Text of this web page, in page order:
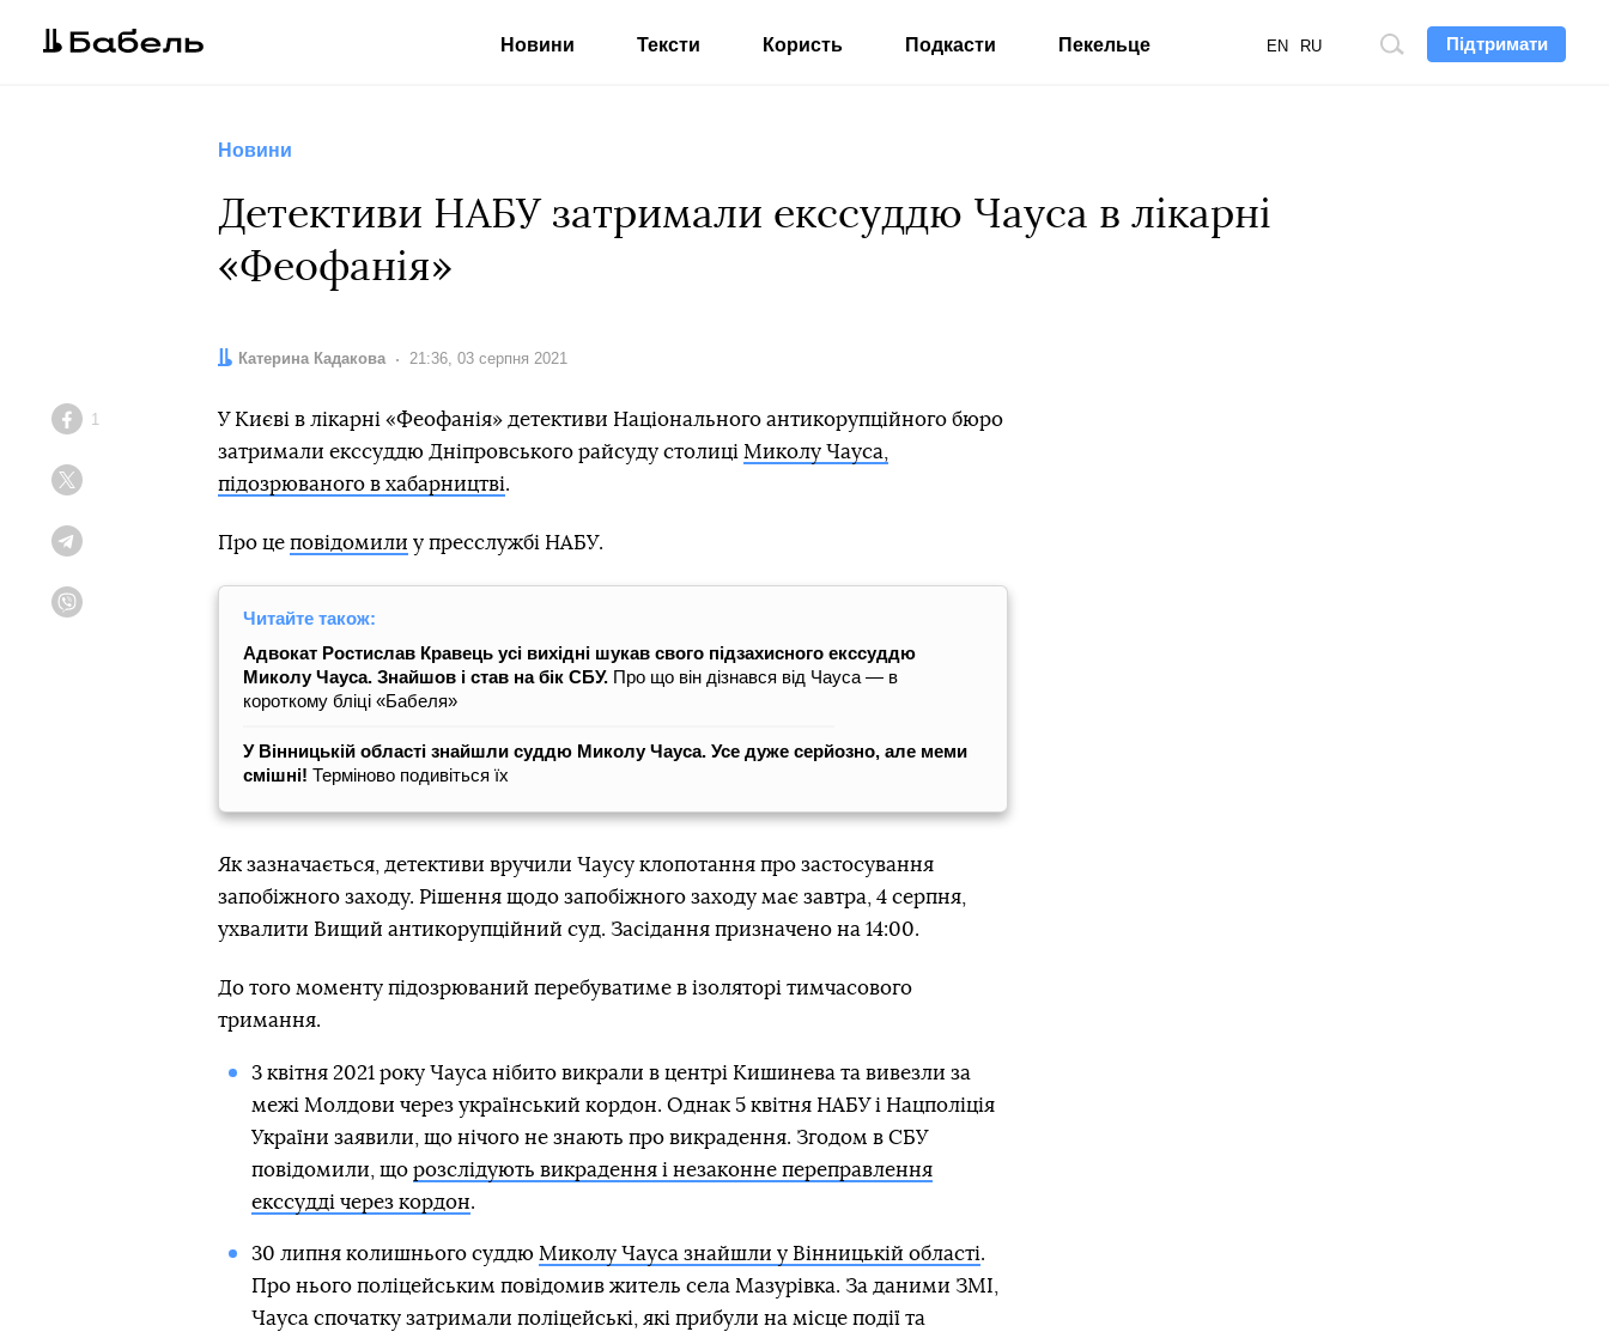
Підтримати
Пошук
EN RU
Новини Тексти Користь Подкасти Пекельце
Новини
Детективи НАБУ затримали екссуддю Чауса в лікарні
«Феофанія»
Автор:
Катерина Кадакова Дата:
21:36, 03 серпня 2021
Facebook
1
У Києві в лікарні «Феофанія» детективи Національного антикорупційного бюро
затримали екссуддю Дніпровського райсуду столиці Миколу Чауса,
підозрюваного в хабарництві.
Про це повідомили у пресслужбі НАБУ.
Читайте також:
Адвокат Ростислав Кравець усі вихідні шукав свого підзахисного екссуддю
Миколу Чауса. Знайшов і став на бік СБУ. Про що він дізнався від Чауса — в
короткому бліці «Бабеля»
У Вінницькій області знайшли суддю Миколу Чауса. Усе дуже серйозно, але меми
смішні! Терміново подивіться їх
Як зазначається, детективи вручили Чаусу клопотання про застосування
запобіжного заходу. Рішення щодо запобіжного заходу має завтра, 4 серпня,
ухвалити Вищий антикорупційний суд. Засідання призначено на 14:00.
До того моменту підозрюваний перебуватиме в ізоляторі тимчасового
тримання.
3 квітня 2021 року Чауса нібито викрали в центрі Кишинева та вивезли за
межі Молдови через український кордон. Однак 5 квітня НАБУ і Нацполіція
України заявили, що нічого не знають про викрадення. Згодом в СБУ
повідомили, що розслідують викрадення і незаконне переправлення
екссудді через кордон.
30 липня колишнього суддю Миколу Чауса знайшли у Вінницькій області.
Про нього поліцейським повідомив житель села Мазурівка. За даними ЗМІ,
Чауса спочатку затримали поліцейські, які прибули на місце події та